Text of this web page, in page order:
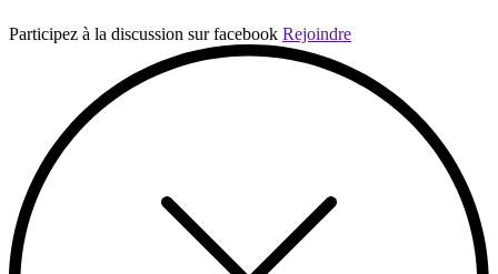
Participez à la discussion sur facebook Rejoindre